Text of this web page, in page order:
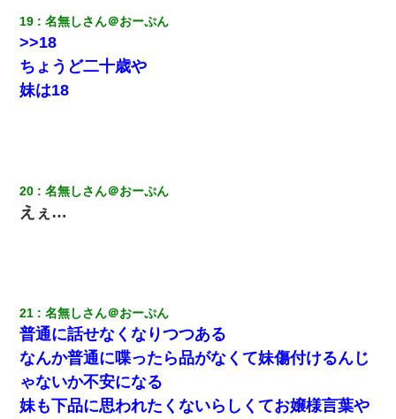
19 名無しさん＠おーぷん
>>18
ちょうど二十歳や
妹は18
20 名無しさん＠おーぷん
えぇ…
21 名無しさん＠おーぷん
普通に話せなくなりつつある
なんか普通に喋ったら品がなくて妹傷付けるんじ
ゃないか不安になる
妹も下品に思われたくないらしくてお嬢様言葉や